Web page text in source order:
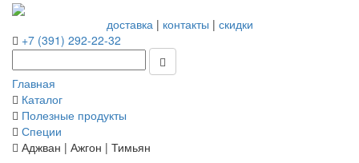
доставка| контакты | скидки
+7 (391) 292-22-32
Главная
Каталог
Полезные продукты
Специи
Аджван | Ажгон | Тимьян